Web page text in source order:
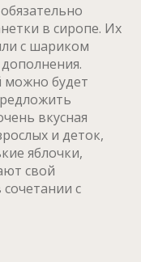
в сиропе. Их
с шариком
можно будет
вкусная
и деток,
яблочки,
свой
с